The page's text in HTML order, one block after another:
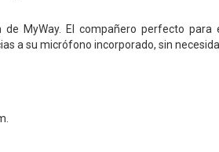
MyWay. El compañero perfecto para
a su micrófono incorporado, sin